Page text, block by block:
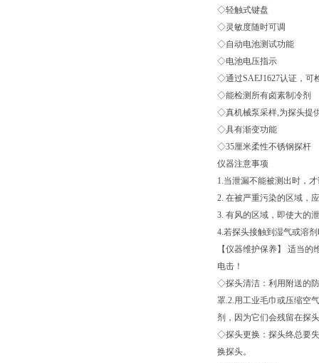
◇轻触式键盘
◇灵敏度随时可调
◇自动电池测试功能
◇电池电压指示
◇通过SAEJ1627认证，可
◇能检测所有卤素制冷剂
◇真机械泵采样,为探头提
◇具有渐变功能
◇35厘米柔性不锈钢探杆
仪器注意事项
1.当泄漏不能被测出时，
2. 在被严重污染的区域，
3. 有风的区域，即使大的
4.若探头接触到湿气或溶
【仪器维护保养】 适当
电击！
◇探头清洁：利用附送的
罩.2.用工业毛巾或压缩空
剂，因为它们会残留在探
◇探头更换：探头终总要
换探头。